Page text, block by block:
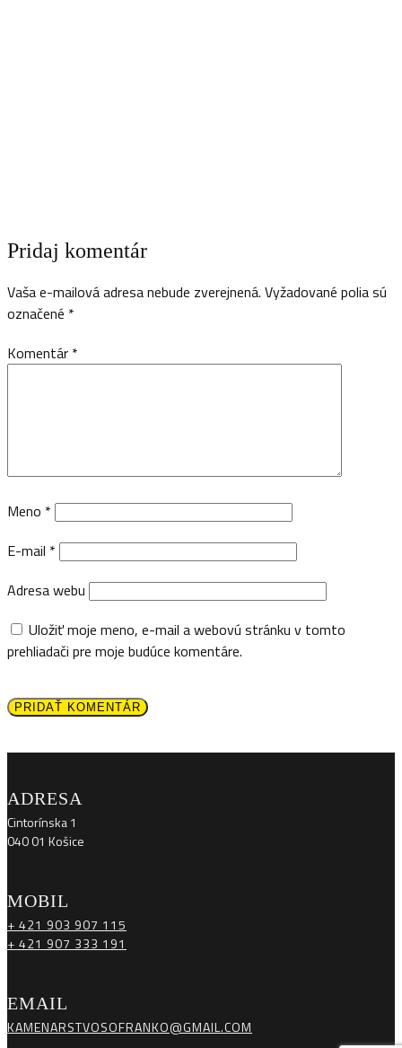
Pridaj komentár
Vaša e-mailová adresa nebude zverejnená. Vyžadované polia sú
označené *
Komentár *
Meno *
E-mail *
Adresa webu
Uložiť moje meno, e-mail a webovú stránku v tomto
prehliadači pre moje budúce komentáre.
PRIDAŤ KOMENTÁR
ADRESA
Cintorínska 1
040 01 Košice
MOBIL
+ 421 903 907 115
+ 421 907 333 191
EMAIL
KAMENARSTVOSOFRANKO@GMAIL.COM